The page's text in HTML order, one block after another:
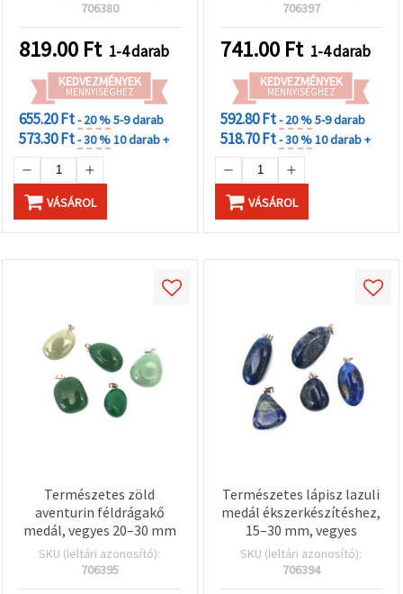
vegyes
706380
819.00 Ft 1-4 darab
KEDVEZMÉNYEK
MENNYISÉGHEZ
655.20 Ft- 20 %5-9 darab
573.30 Ft- 30 %10 darab +
VÁSÁROL
aranyszínű kiegészítő,
706397
741.00 Ft 1-4 darab
KEDVEZMÉNYEK
MENNYISÉGHEZ
592.80 Ft- 20 %5-9 darab
518.70 Ft- 30 %10 darab +
VÁSÁROL
Természetes zöld
aventurin féldrágakő
medál, vegyes 20–30 mm
SKU (leltári azonosító):
706395
Természetes lápisz lazuli
medál ékszerkészítéshez,
15–30 mm, vegyes
SKU (leltári azonosító):
706394